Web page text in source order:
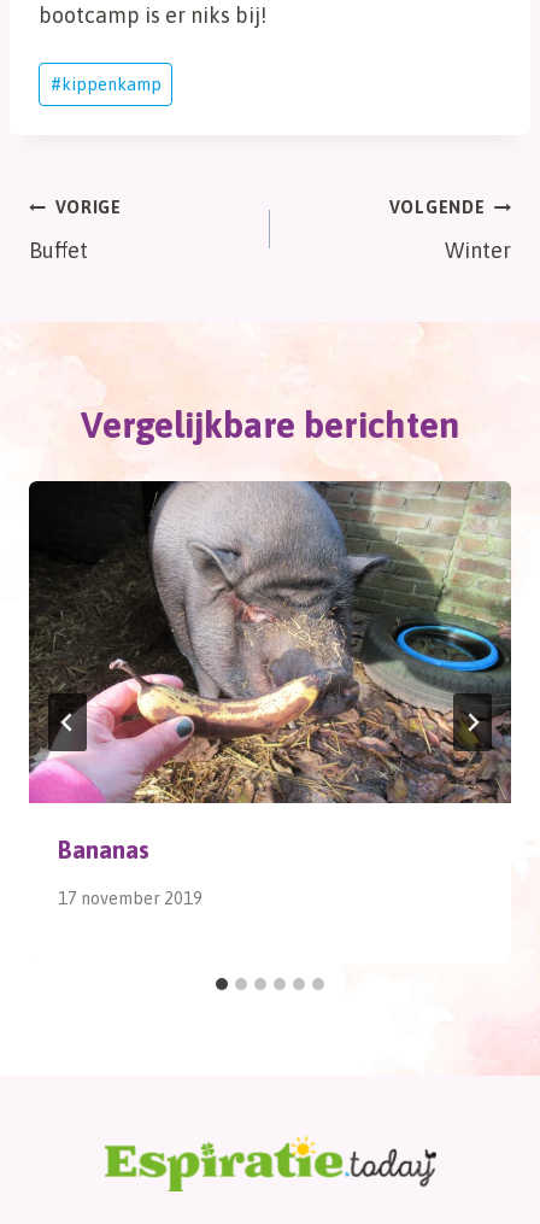
bootcamp is er niks bij!
Bericht
tags:
#kippenkamp
Bericht
navigatie
VORIGE
Buffet
VOLGENDE
Winter
Vergelijkbare berichten
Bananas
17 november 2019